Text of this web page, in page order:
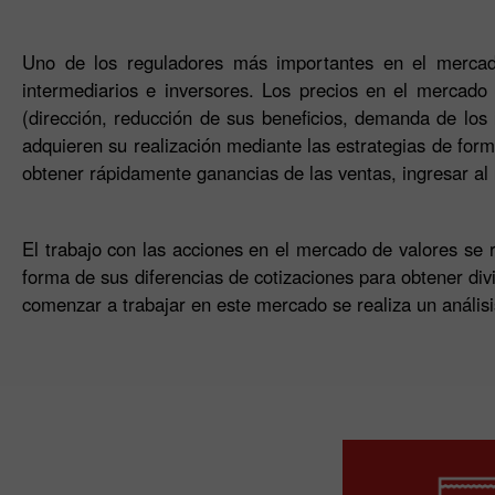
Uno de los reguladores más importantes en el
intermediarios e inversores. Los precios en el
(dirección, reducción de sus beneficios, demanda de
adquieren su realización mediante las estrategias de
obtener rápidamente ganancias de las ventas, ingresar
El trabajo con las acciones en el mercado de valores
forma de sus diferencias de cotizaciones para obtener
comenzar a trabajar en este mercado se realiza un